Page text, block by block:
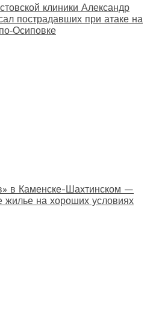
клиники Александр
пострадавших при атаке на
в Каменске-Шахтинском —
жилье на хороших условиях